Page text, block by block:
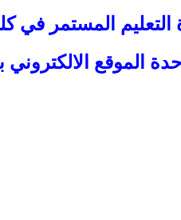
التعليم المستمر في
الالكتروني بتاريخ 8/12/2021